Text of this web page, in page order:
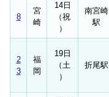
8
宮
崎
14日
（祝
）
南宮崎
駅
2
3
福
岡
19日
（土
）
折尾駅